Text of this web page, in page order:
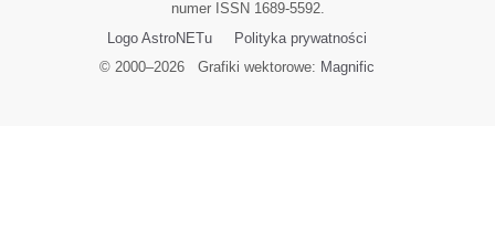
numer ISSN 1689-5592.
Logo AstroNETu
Polityka prywatności
© 2000–2026Grafiki wektorowe: Magnific